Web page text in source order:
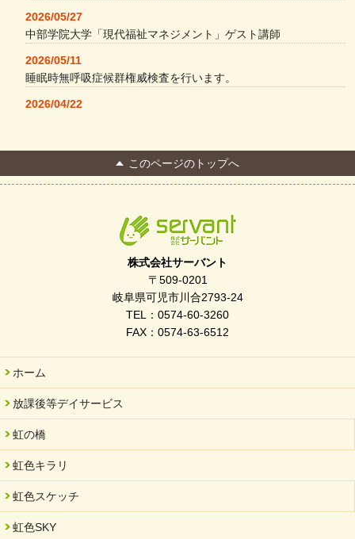
2026/05/27
中部学院大学「現代福祉マネジメント」ゲスト講師
2026/05/11
睡眠時無呼吸症候群権威検査を行います。
2026/04/22
FC Bombonera 岐阜県No.1
令和7年度 岐阜県スポーツ賞「FC Bombonera」
岐阜県「働いてもらい方改革」優良事例集に掲載されました
2025/06/10
未来会議 in 可児市 「斉藤まさゆき」
2025/05/07
2025年6月中旬 OPEN 放課後等デイサービス「Fc Bombo
2025/03/01
餅つき大会を開催しました
このページのトップへ
株式会社サーバント
〒509-0201
岐阜県可児市川合2793-24
TEL：0574-60-3260
FAX：0574-63-6512
ホーム
放課後等デイサービス
虹の橋
虹色キラリ
虹色スケッチ
虹色SKY